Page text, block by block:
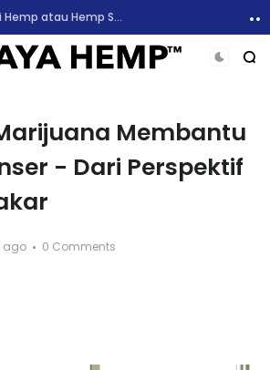
6 Manfaat Kesihatan Minyak CBD dan Sekilas Mengenai Kesan Sampingan
Membantu
- Dari Perspektif
ago 0 Comments